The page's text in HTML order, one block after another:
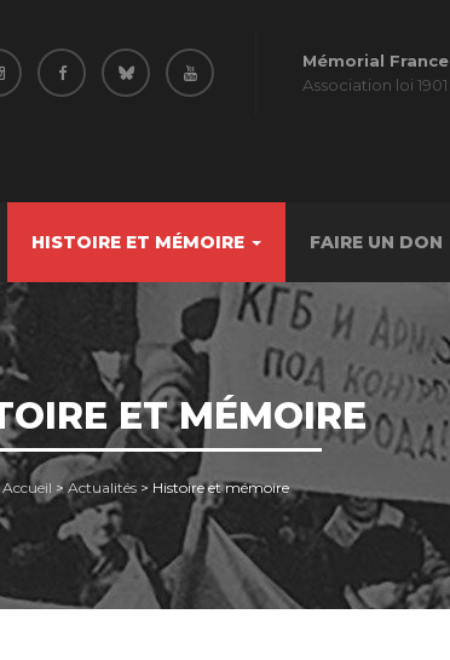
Mémorial France
Association loi 1901
HISTOIRE ET MÉMOIRE FAIRE UN DON
ET MÉMOIRE
Accueil > Actualités> Histoire et mémoire